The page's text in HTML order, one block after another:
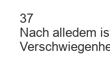
37
Nach alledem